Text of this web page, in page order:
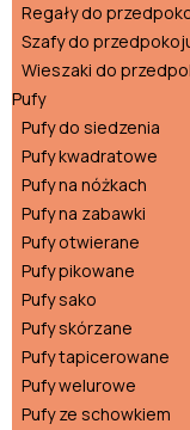
Regały do
Szafy do
Wieszaki do
Pufy
Pufy do siedzenia
Pufy kwadratowe
Pufy na nóżkach
Pufy na zabawki
Pufy otwierane
Pufy pikowane
Pufy sako
Pufy skórzane
Pufy tapicerowane
Pufy welurowe
Pufy ze schowkiem